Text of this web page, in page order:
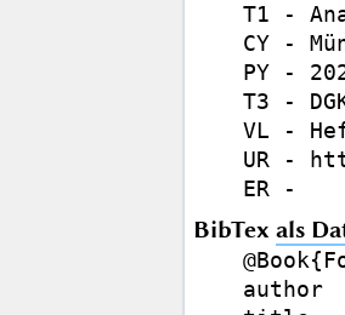
T1 -
CY -
PY -
T3 -
VL -
UR -
BibTex als
author